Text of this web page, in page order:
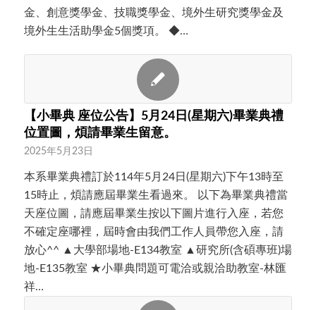
金、創意獎學金、技職獎學金、境外生研究獎學金及
境外生生活助學金5個獎項。 ◆…
【小畢典 座位公告】5月24日(星期六)畢業典禮
位置圖，煩請畢業生留意。
2025年5月23日
本系畢業典禮訂於114年5月24日(星期六)下午13時至
15時止，煩請應屆畢業生看過來。 以下為畢業典禮當
天座位圖，請應屆畢業生按以下圖片進行入座，若您
不確定座哪裡，屆時會由我們工作人員帶您入座，請
放心^^ ▲大學部場地-E134教室 ▲研究所(含碩專班)場
地-E135教室 ★小畢典問題可電洽或親洽助教室-林匯
祥…